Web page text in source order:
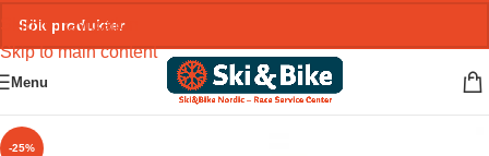
Skip to navigation
Skip to main content
Menu
-25%